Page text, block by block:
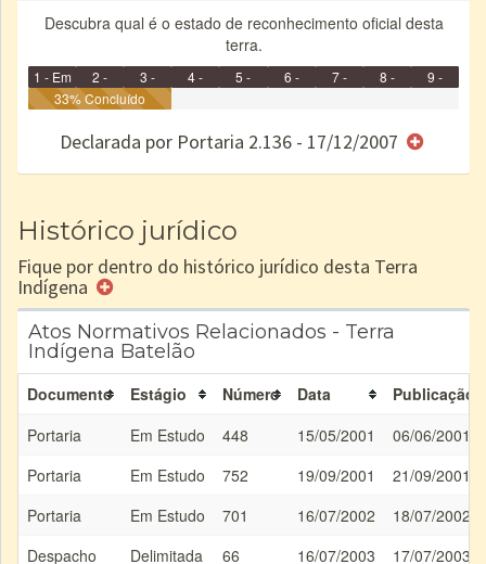
Descubra qual é o estado de reconhecimento oficial desta
terra.
1 - Em
Identificação
2 -
Identificada
3 -
Declarada
4 -
5 -
6 -
e/ou
7 -
8 -
9 -
33% Concluído
Declarada por Portaria 2.136 - 17/12/2007
Histórico jurídico
Fique por dentro do histórico jurídico desta Terra
Indígena
Atos Normativos Relacionados - Terra
Indígena Batelão
Documento Estágio Número Data
Publicação
Portaria
Em Estudo 448 15/05/2001
06/06/2001
Portaria
Em Estudo 752 19/09/2001
21/09/2001
Portaria
Em Estudo 701 16/07/2002
18/07/2002
Despacho
Delimitada 66 16/07/2003
17/07/2003